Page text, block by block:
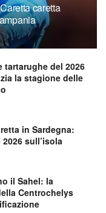
caretta
tartarughe del 2026
la stagione delle
in Sardegna:
sull’isola
il Sahel: la
Centrochelys